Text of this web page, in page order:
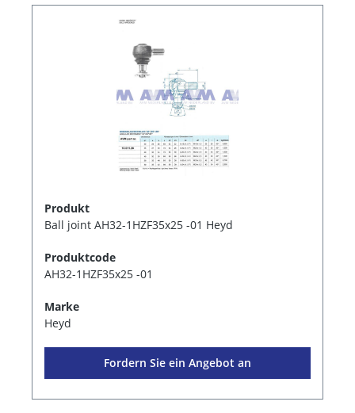
Produkt
Ball joint AH32-1HZF35x25 -01 Heyd
Produktcode
AH32-1HZF35x25 -01
Marke
Heyd
Fordern Sie ein Angebot an